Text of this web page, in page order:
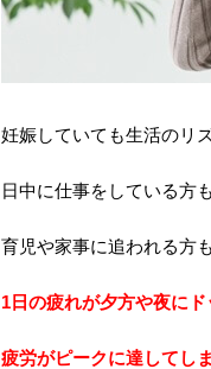
妊娠していても生活のリ
日中に仕事をしている方
育児や家事に追われる方
1日の疲れが夕方や夜に
疲労がピークに達してし